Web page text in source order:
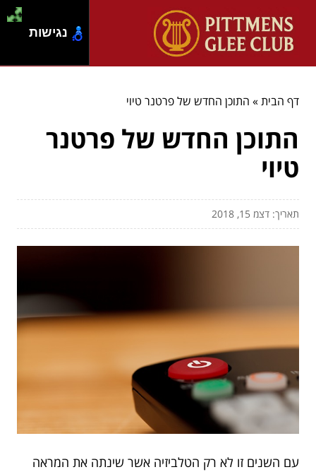
דף הבית» התוכן החדש של פרטנר טיוי
התוכן החדש של פרטנר
טיוי
תאריך: דצמ 15, 2018
עם השנים זו לא רק הטלביזיה אשר שינתה את המראה
נגישות